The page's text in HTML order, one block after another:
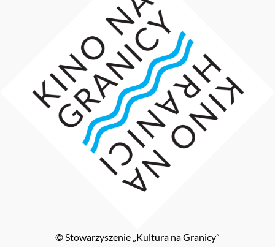
© Stowarzyszenie „Kultura na Granicy”